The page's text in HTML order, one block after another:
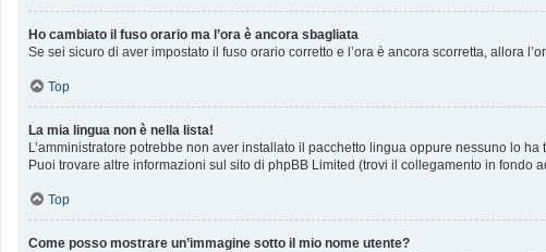
Ho cambiato il fuso orario ma l’ora è ancora sbagliata
Se sei sicuro di aver impostato il fuso orario corretto e l’ora è ancora scorretta, allora
Top
La mia lingua non è nella lista!
L’amministratore potrebbe non aver installato il pacchetto lingua oppure nessuno lo
Puoi trovare altre informazioni sul sito di phpBB Limited (trovi il collegamento in fondo
Top
Come posso mostrare un’immagine sotto il mio nome utente?